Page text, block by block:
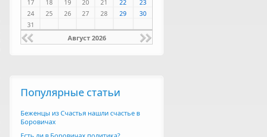
17
18 19 20 21 22
23
24
25 26 27 28 29
30
31
Август 2026
Популярные статьи
Беженцы из Счастья нашли счастье в
Боровичах